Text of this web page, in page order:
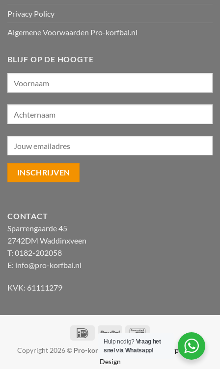
Privacy Policy
Algemene Voorwaarden Pro-korfbal.nl
BLIJF OP DE HOOGTE
CONTACT
Sparrengaarde 45
2742DM Waddinxveen
T: 0182-202058
E: info@pro-korfbal.nl
KVK: 61111279
IDeal PayPal
Copyright 2026 © Pro-korfbal.nl|Webshop ontwerp Lamper
Design
Hulp nodig? Vraag het
snel via Whatsapp!